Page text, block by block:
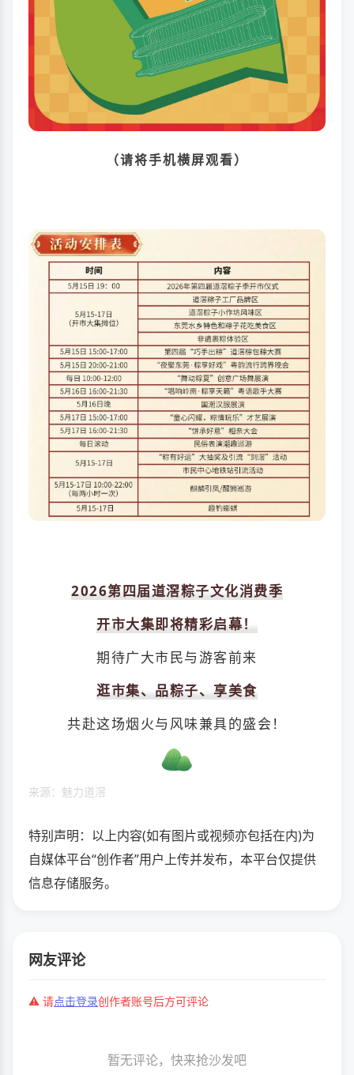
（请将手机横屏观看）
2026第四届道滘粽子文化消费季
开市大集即将精彩启幕！
期待广大市民与游客前来
逛市集、品粽子、享美食
共赴这场烟火与风味兼具的盛会！
来源：魅力道滘
特别声明：以上内容(如有图片或视频亦包括在内)为
自媒体平台“创作者”用户上传并发布，本平台仅提供
信息存储服务。
网友评论
⚠️ 请点击登录创作者账号后方可评论
暂无评论，快来抢沙发吧